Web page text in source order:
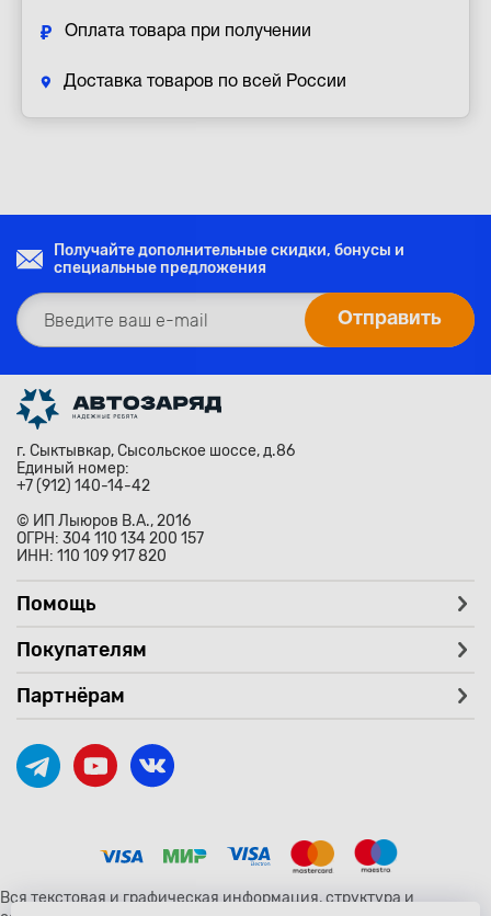
Оплата товара при получении
Доставка товаров по всей России
Получайте дополнительные скидки, бонусы и
специальные предложения
г. Сыктывкар, Сысольское шоссе, д.86
Единый номер:
+7 (912) 140-14-42
© ИП Лыюров В.А., 2016
ОГРН: 304 110 134 200 157
ИНН: 110 109 917 820
Помощь
Покупателям
Партнёрам
Вся текстовая и графическая информация, структура и